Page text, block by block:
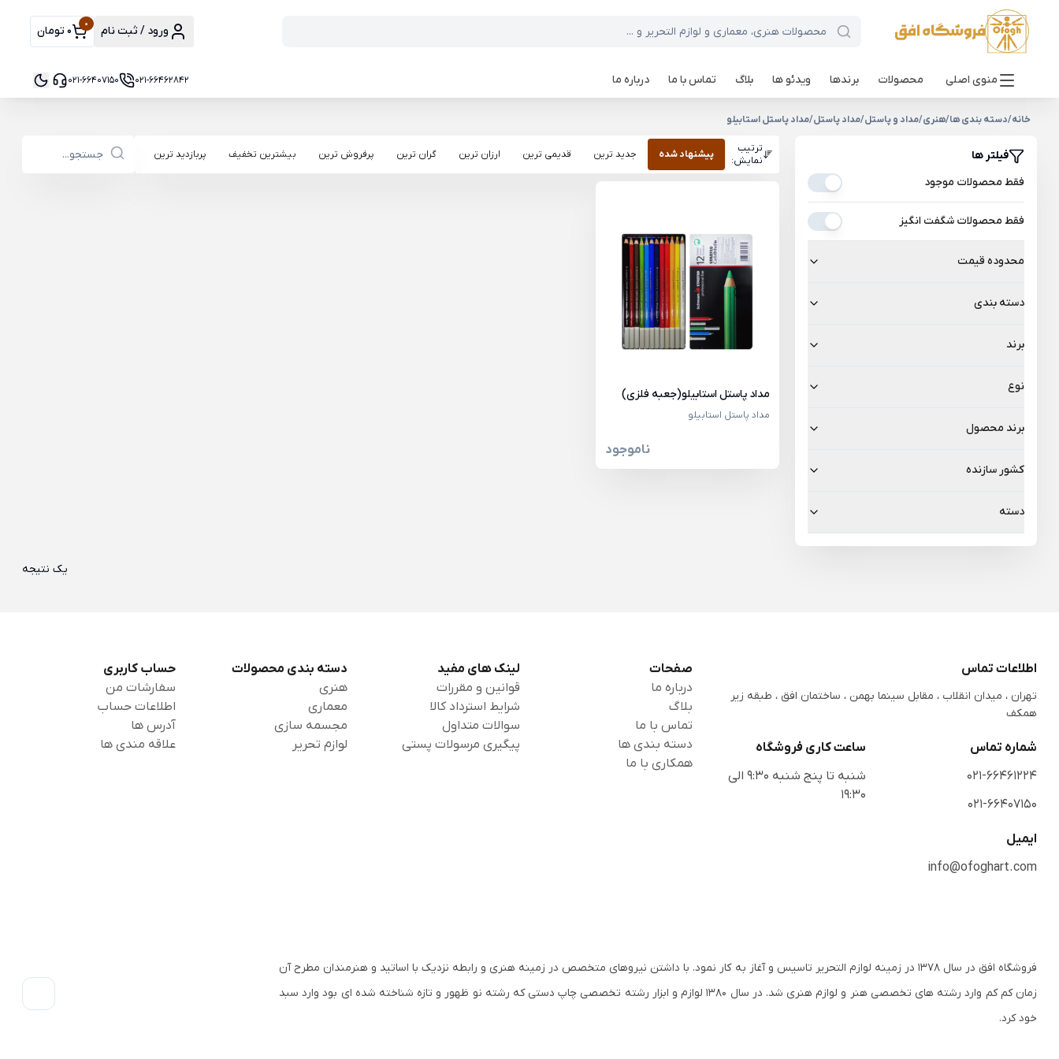
ورود / ثبت نام 0 0 تومان
منوی اصلی محصولات برندها ویدئو ها بلاگ تماس با ما درباره ما 021-66462842
021-66407150
خانه/دسته بندی ها/هنری/مداد و پاستل/مداد پاستل/مداد پاستل استابیلو
فیلتر ها
فقط محصولات موجود
فقط محصولات شگفت انگیز
محدوده قیمت
دسته بندی
برند
نوع
برند محصول
کشور سازنده
دسته
ترتیب
نمایش:
پیشنهاد شده جدید ترین قدیمی ترین ارزان ترین گران ترین پرفروش ترین بیشترین تخفیف پربازدید ترین
مداد پاستل استابیلو(جعبه فلزی)
مداد پاستل استابیلو
ناموجود
یک نتیجه
اطلاعات تماس
تهران ، میدان انقلاب ، مقابل سینما بهمن ، ساختمان افق ، طبقه زیر
همکف
شماره تماس
021-66461224
021-66407150
ساعت کاری فروشگاه
شنبه تا پنج شنبه 9:30 الی
19:30
ایمیل
info@ofoghart.com
صفحات
درباره ما
بلاگ
تماس با ما
دسته بندی ها
همکاری با ما
لینک های مفید
قوانین و مقررات
شرایط استرداد کالا
سوالات متداول
پیگیری مرسولات پستی
دسته بندی محصولات
هنری
معماری
مجسمه سازی
لوازم تحریر
حساب کاربری
سفارشات من
اطلاعات حساب
آدرس ها
علاقه مندی ها
فروشگاه افق در سال ۱۳۷۸ در زمینه لوازم التحریر تاسیس و آغاز به کار نمود. با داشتن نیروهای متخصص در زمینه هنری و رابطه نزدیک با اساتید و هنرمندان مطرح آن
زمان کم کم وارد رشته های تخصصی هنر و لوازم هنری شد. در سال ۱۳۸۰ لوازم و ابزار رشته تخصصی چاپ دستی که رشته نو ظهور و تازه شناخته شده ای بود وارد سبد
خود کرد.